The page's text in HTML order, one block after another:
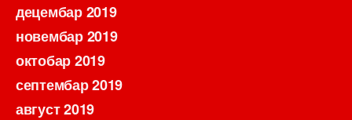
децембар 2019
новембар 2019
октобар 2019
септембар 2019
август 2019